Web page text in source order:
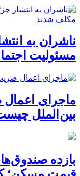
ناشران به
مسئولیت
بین‌الملل
بازده